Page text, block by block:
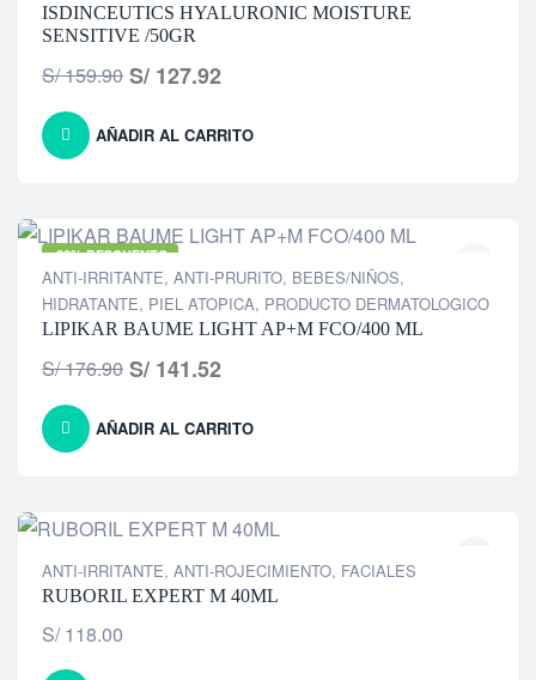
ISDINCEUTICS HYALURONIC MOISTURE
SENSITIVE /50GR
S/159.90 S/ 127.92
AÑADIR AL CARRITO
-20% DESCUENTO
ANTI-IRRITANTE, ANTI-PRURITO, BEBES/NIÑOS,
HIDRATANTE, PIEL ATOPICA, PRODUCTO DERMATOLOGICO
LIPIKAR BAUME LIGHT AP+M FCO/400 ML
S/176.90 S/ 141.52
AÑADIR AL CARRITO
ANTI-IRRITANTE, ANTI-ROJECIMIENTO, FACIALES
RUBORIL EXPERT M 40ML
S/118.00